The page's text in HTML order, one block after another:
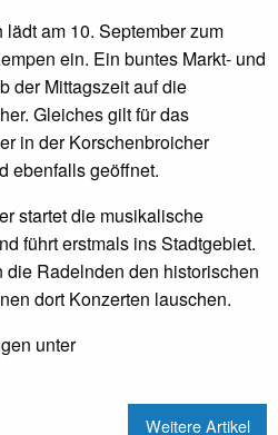
am 10. September zum
ein. Ein buntes Markt- und
der Mittagszeit auf die
Gleiches gilt für das
in der Korschenbroicher
ebenfalls geöffnet.
startet die musikalische
führt erstmals ins Stadtgebiet.
die Radelnden den historischen
dort Konzerten lauschen.
unter
Weitere Artikel